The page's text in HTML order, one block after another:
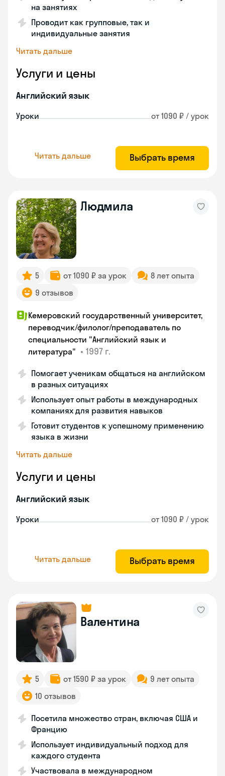
на занятиях
Проводит как групповые, так и
индивидуальные занятия
Читать дальше
Услуги и цены
Английский язык
Уроки от 1090 ₽ / урок
Читать дальше Выбрать время
Людмила
5 от 1090 ₽ за урок
8 лет опыта
9 отзывов
Кемеровский государственный университет,
переводчик/филолог/преподаватель по
специальности "Английский язык и
литература" • 1997 г.
Помогает ученикам общаться на английском
в разных ситуациях
Использует опыт работы в международных
компаниях для развития навыков
Готовит студентов к успешному применению
языка в жизни
Читать дальше
Услуги и цены
Английский язык
Уроки от 1090 ₽ / урок
Читать дальше Выбрать время
Валентина
5 от 1590 ₽ за урок
9 лет опыта
10 отзывов
Посетила множество стран, включая США и
Францию
Использует индивидуальный подход для
каждого студента
Участвовала в международном